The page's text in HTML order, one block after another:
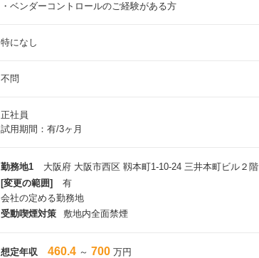
・ベンダーコントロールのご経験がある方
特になし
不問
正社員
試用期間：有/3ヶ月
勤務地1
大阪府 大阪市西区 靱本町1-10-24 三井本町ビル２階
[変更の範囲]
有
会社の定める勤務地
受動喫煙対策
敷地内全面禁煙
想定年収 460.4 ～ 700 万円